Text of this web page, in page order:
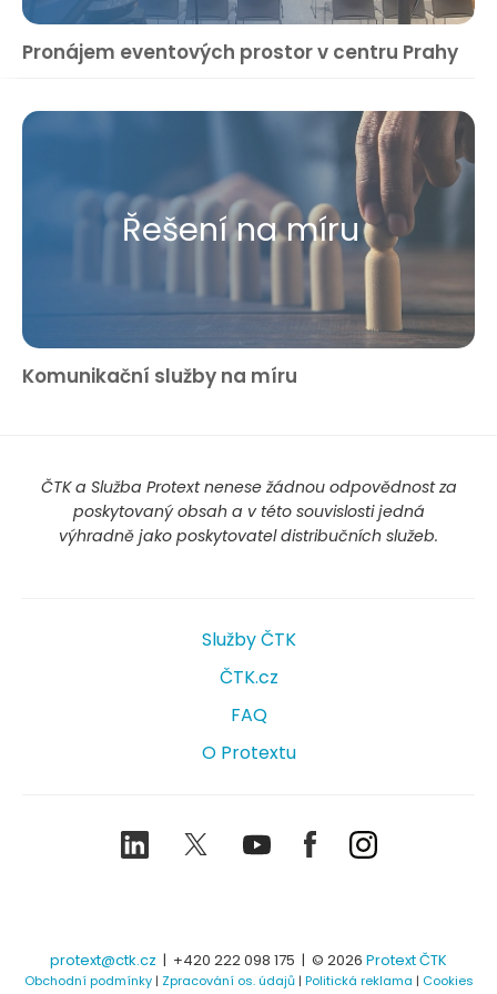
Pronájem eventových prostor v centru Prahy
Řešení na míru
Komunikační služby na míru
ČTK a Služba Protext nenese žádnou odpovědnost za
poskytovaný obsah a v této souvislosti jedná
výhradně jako poskytovatel distribučních služeb.
Služby ČTK
ČTK.cz
FAQ
O Protextu
LinkedIn TwitterYoutubeFacebookInstagram
protext@ctk.cz | +420 222 098 175 | © 2026 Protext ČTK
Obchodní podmínky| Zpracování os. údajů| Politická reklama | Cookies